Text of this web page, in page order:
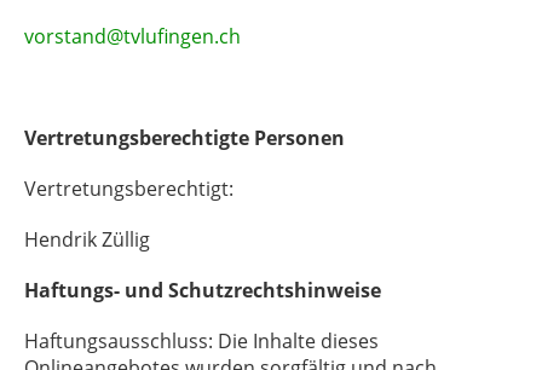
vorstand@tvlufingen.ch
Vertretungsberechtigte Personen
Vertretungsberechtigt:
Hendrik Züllig
Haftungs- und Schutzrechtshinweise
Haftungsausschluss: Die Inhalte dieses